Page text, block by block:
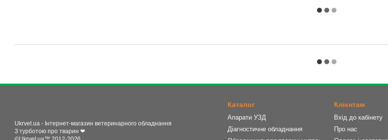
Ukrvet.ua - Інтернет-магазин ветеринарного обладнання
З турботою про тварин ❤
Каталог
Апарати УЗД
Діагностичне обладнання
Клієнтам
Вхід до кабінету
Про нас